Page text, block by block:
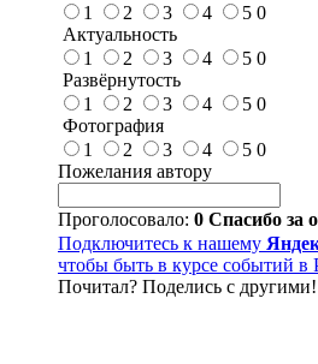
1
2 3 4 5 0
Актуальность
1
2 3 4 5 0
Развёрнутость
1
2 3 4 5 0
Фотография
1
2 3 4 5 0
Пожелания автору
Проголосовало: 0 Спасибо за
Подключитесь к нашему
чтобы быть в курсе событий в
Почитал? Поделись с